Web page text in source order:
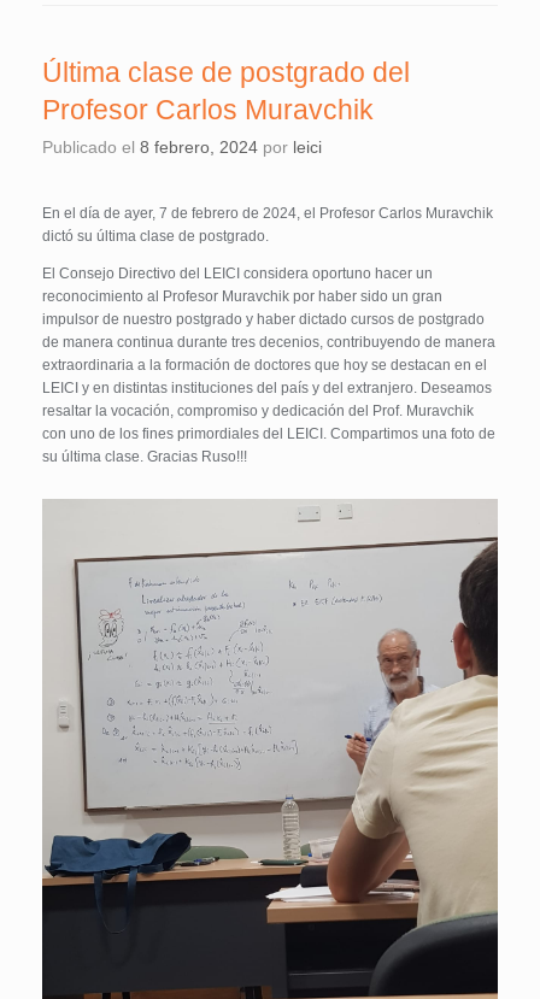
Última clase de postgrado del
Profesor Carlos Muravchik
Publicado el 8 febrero, 2024 por leici
En el día de ayer, 7 de febrero de 2024, el Profesor Carlos Muravchik
dictó su última clase de postgrado.
El Consejo Directivo del LEICI considera oportuno hacer un
reconocimiento al Profesor Muravchik por haber sido un gran
impulsor de nuestro postgrado y haber dictado cursos de postgrado
de manera continua durante tres decenios, contribuyendo de manera
extraordinaria a la formación de doctores que hoy se destacan en el
LEICI y en distintas instituciones del país y del extranjero. Deseamos
resaltar la vocación, compromiso y dedicación del Prof. Muravchik
con uno de los fines primordiales del LEICI. Compartimos una foto de
su última clase. Gracias Ruso!!!